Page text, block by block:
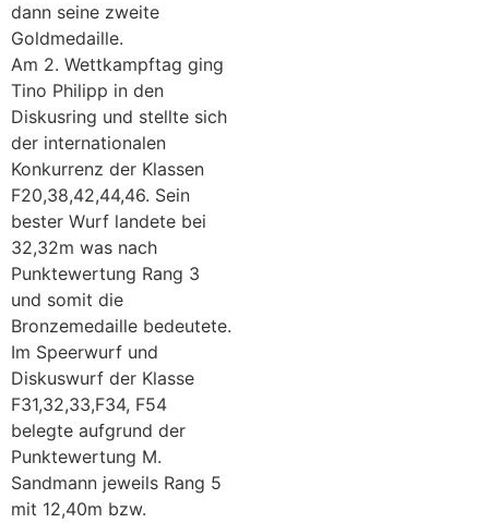
dann seine zweite
Goldmedaille.
Am 2. Wettkampftag ging
Tino Philipp in den
Diskusring und stellte sich
der internationalen
Konkurrenz der Klassen
F20,38,42,44,46. Sein
bester Wurf landete bei
32,32m was nach
Punktewertung Rang 3
und somit die
Bronzemedaille bedeutete.
Im Speerwurf und
Diskuswurf der Klasse
F31,32,33,F34, F54
belegte aufgrund der
Punktewertung M.
Sandmann jeweils Rang 5
mit 12,40m bzw.